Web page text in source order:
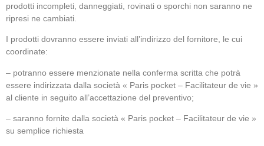
prodotti incompleti, danneggiati, rovinati o sporchi non saranno ne
ripresi ne cambiati.
I prodotti dovranno essere inviati all’indirizzo del fornitore, le cui
coordinate:
– potranno essere menzionate nella conferma scritta che potrà
essere indirizzata dalla società « Paris pocket – Facilitateur de vie »
al cliente in seguito all’accettazione del preventivo;
– saranno fornite dalla società « Paris pocket – Facilitateur de vie »
su semplice richiesta